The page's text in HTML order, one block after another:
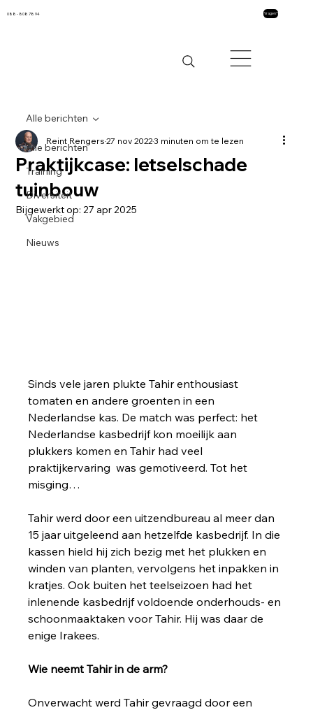
088 - 808 78 94 Vragen?
Alle berichten
Training
Diversiteit
Vakgebied
Nieuws
Alle berichten
Praktijkcase: letselschade
tuinbouw
Reint Rengers27 nov 20223 minuten om te lezen
Bijgewerkt op:27 apr 2025
Sinds vele jaren plukte Tahir enthousiast
tomaten en andere groenten in een
Nederlandse kas. De match was perfect: het
Nederlandse kasbedrijf kon moeilijk aan
plukkers komen en Tahir had veel
praktijkervaring  was gemotiveerd. Tot het
misging…
Tahir werd door een uitzendbureau al meer dan
15 jaar uitgeleend aan hetzelfde kasbedrijf. In die
kassen hield hij zich bezig met het plukken en
winden van planten, vervolgens het inpakken in
kratjes. Ook buiten het teelseizoen had het
inlenende kasbedrijf voldoende onderhouds- en
schoonmaaktaken voor Tahir. Hij was daar de
enige Irakees.
Wie neemt Tahir in de arm?
Onverwacht werd Tahir gevraagd door een